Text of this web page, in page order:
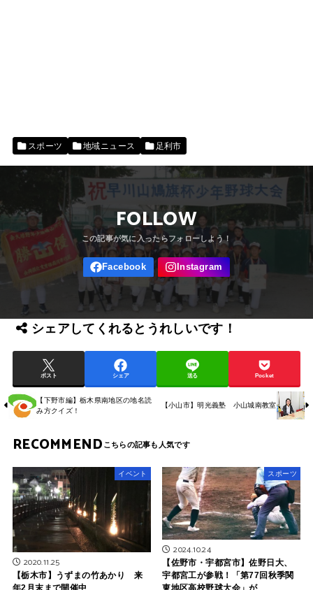
スポーツ 地域ニュース 足利市
FOLLOW
シェアしてくれるとうれしいです！
ポスト シェア 送る Pocket
【下野市編】栃木県南地区の地名読
み方クイズ！
【小山市】明光義塾 小山城南教室
RECOMMEND
イベント
2020.11.25
【栃木市】うずまの竹あかり 来
年2月末まで開催中
スポーツ
2024.10.24
【佐野市・宇都宮市】佐野日大、
宇都宮工が参戦！「第77回秋季関
東地区高校野球大会」が